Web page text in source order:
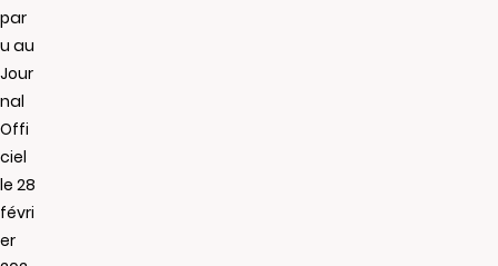
par
u au
Jour
nal
Offi
ciel
le 28
févri
er